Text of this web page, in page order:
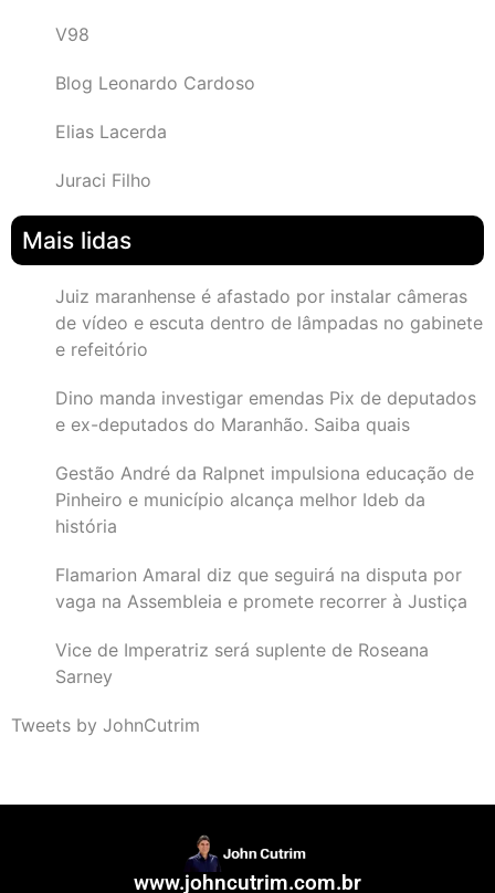
V98
Blog Leonardo Cardoso
Elias Lacerda
Juraci Filho
Mais lidas
Juiz maranhense é afastado por instalar câmeras
de vídeo e escuta dentro de lâmpadas no gabinete
e refeitório
Dino manda investigar emendas Pix de deputados
e ex-deputados do Maranhão. Saiba quais
Gestão André da Ralpnet impulsiona educação de
Pinheiro e município alcança melhor Ideb da
história
Flamarion Amaral diz que seguirá na disputa por
vaga na Assembleia e promete recorrer à Justiça
Vice de Imperatriz será suplente de Roseana
Sarney
Tweets by JohnCutrim
www.johncutrim.com.br